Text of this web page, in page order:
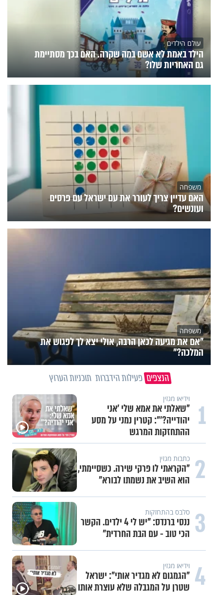
עולם הילדים
הילד באמת לא אשם במה שקרה. האם בכך מסתיימת
גם האחריות שלו?
משפחה
האם עדיין צריך לעורר את עם ישראל עם פרסים
ועונשים?
משפחה
"אם את מגיעה לכאן הרבה, אולי יצא לך לפגוש את
המלכה?"
הנצפים פעילות הידברות תוכניות הערוץ
1 וידיאו מגזין
"שאלתי את אמא שלי 'אני
יהודייה?'": קטרין נמני על מסע
ההתחזקות המרגש
2 כתבות מגזין
"הקראתי לו פרקי שירה. כשסיימתי,
הוא השיב את נשמתו לבורא"
3 סלבס בהתחזקות
ננסי ברנדס: "יש לי 4 ילדים. הקשר
הכי טוב - עם הבת החרדית"
4 וידיאו מגזין
"הגמגום לא מגדיר אותי": ישראל
שטרן על המגבלה שלא עוצרת אותו